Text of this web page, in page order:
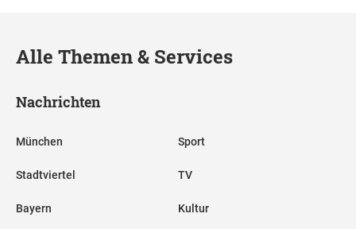
Alle Themen & Services
Nachrichten
München
Stadtviertel
Bayern
Sport
TV
Kultur